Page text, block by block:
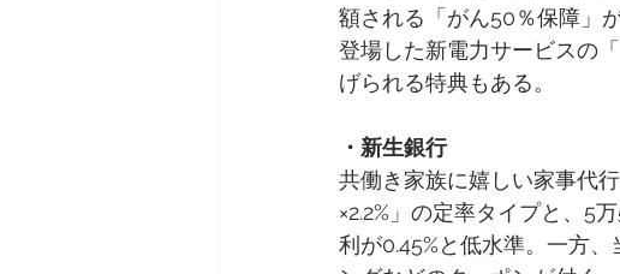
額される「がん50％保障」
登場した新電力サービスの
げられる特典もある。
・新生銀行
共働き家族に嬉しい家事代
×2.2%」の定率タイプと、5
利が0.45%と低水準。一方